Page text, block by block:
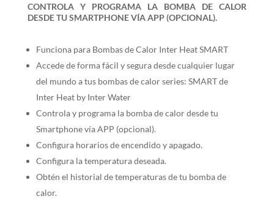
CONTROLA Y PROGRAMA LA BOMBA DE CALOR
DESDE TU SMARTPHONE VÍA APP (OPCIONAL).
Funciona para Bombas de Calor Inter Heat SMART
Accede de forma fácil y segura desde cualquier lugar
del mundo a tus bombas de calor series: SMART de
Inter Heat by Inter Water
Controla y programa la bomba de calor desde tu
Smartphone vía APP (opcional).
Configura horarios de encendido y apagado.
Configura la temperatura deseada.
Obtén el historial de temperaturas de tu bomba de
calor.